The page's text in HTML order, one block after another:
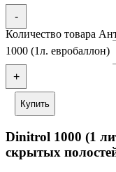
-
Количество товара
1000 (1л. евробаллон)
+
Купить
Dinitrol 1000 (1
скрытых